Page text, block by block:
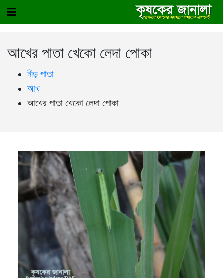
আখের পাতা খেকো লেদা পোকা
নীড় পাতা
আখ
আখের পাতা খেকো লেদা পোকা